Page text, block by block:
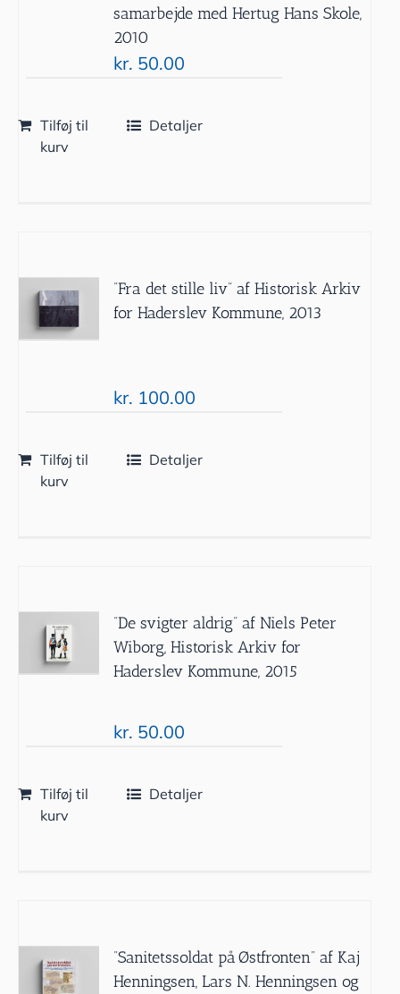
samarbejde med Hertug Hans Skole,
2010
kr. 50.00
Tilføj til
kurv
Detaljer
”Fra det stille liv” af Historisk Arkiv
for Haderslev Kommune, 2013
kr. 100.00
Tilføj til
kurv
Detaljer
”De svigter aldrig” af Niels Peter
Wiborg, Historisk Arkiv for
Haderslev Kommune, 2015
kr. 50.00
Tilføj til
kurv
Detaljer
”Sanitetssoldat på Østfronten” af Kaj
Henningsen, Lars N. Henningsen og